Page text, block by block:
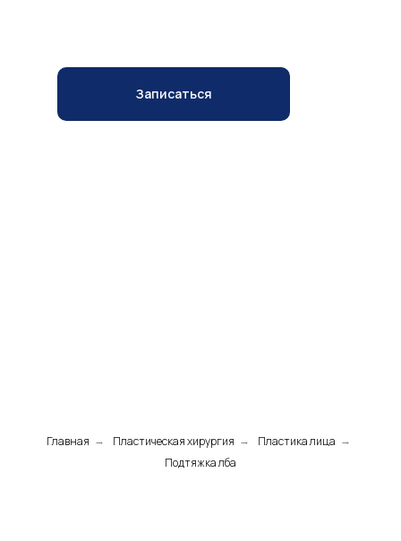
БРОВЕЙ
Записаться
Главная → Пластическая хирургия → Пластика лица →
Подтяжка лба